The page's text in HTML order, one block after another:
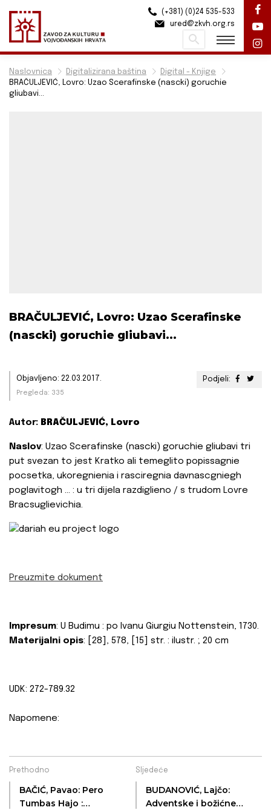
Naslovnica Digitalizirana baština
Digital - Knjige
BRAČULJEVIĆ, Lovro: Uzao Scerafinske (nascki) goruchie
gliubavi...
BRAČULJEVIĆ, Lovro: Uzao Scerafinske
(nascki) goruchie gliubavi...
Podjeli:
Objavljeno: 22.03.2017.
Pregleda: 335
Autor: BRAČULJEVIĆ, Lovro
Naslov: Uzao Scerafinske (nascki) goruchie gliubavi tri
put svezan to jest Kratko ali temeglito popissagnie
pocsetka, ukoregnienia i rasciregnia davnascgniegh
poglavitogh ... : u tri dijela razdiglieno / s trudom Lovre
Bracsuglievichia.
Preuzmite dokument
Impresum: U Budimu : po Ivanu Giurgiu Nottenstein, 1730.
Materijalni opis: [28], 578, [15] str. : ilustr. ; 20 cm
UDK: 272-789.32
Napomene:
Prethodno
BAČIĆ, Pavao: Pero
Tumbas Hajo :
Sljedeće
BUDANOVIĆ, Lajčo:
Adventske i božićne
(+381) (0)24 535-533
ured@zkvh.org.rs
Pretraži